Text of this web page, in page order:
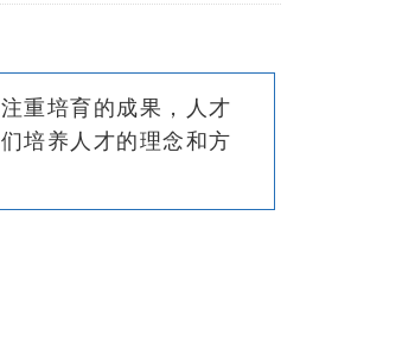
重培育的成果，人才
培养人才的理念和方